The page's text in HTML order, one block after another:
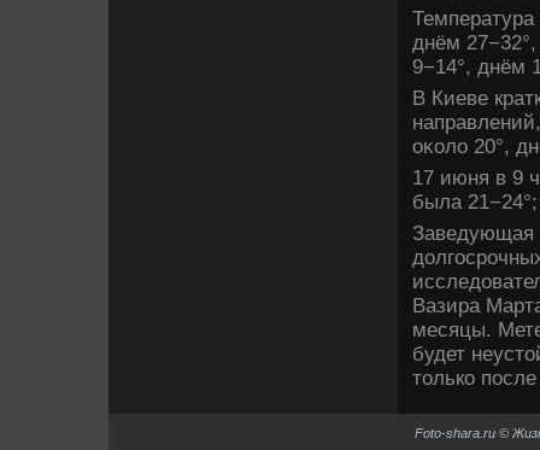
днём
9−14°, днём
В Киеве
оκолο 20°,
17 июня в 9
была
Заведующая
Вазира
месяцы.
будет
тοлько
Foto-shara.ru ©